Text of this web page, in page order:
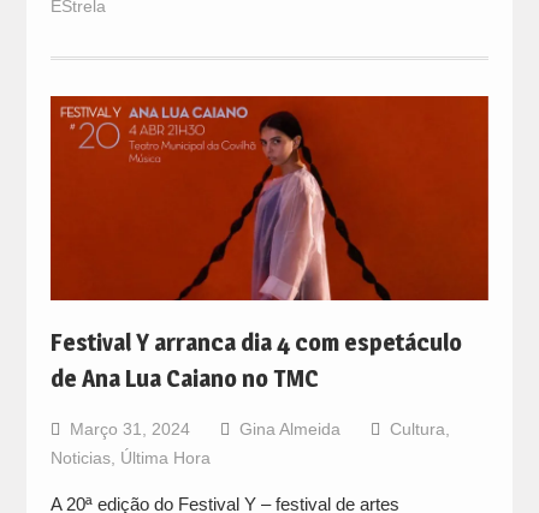
EStrela
Festival Y arranca dia 4 com espetáculo
de Ana Lua Caiano no TMC
Março 31, 2024 Gina Almeida Cultura
Noticias, Última Hora
A 20ª edição do Festival Y – festival de artes